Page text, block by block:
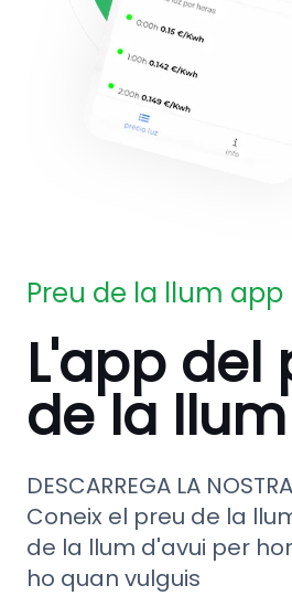
Preu de la llum app
L'app del
de la llum
DESCARREGA LA
Coneix el preu de la
de la llum d'avui per
ho quan vulguis